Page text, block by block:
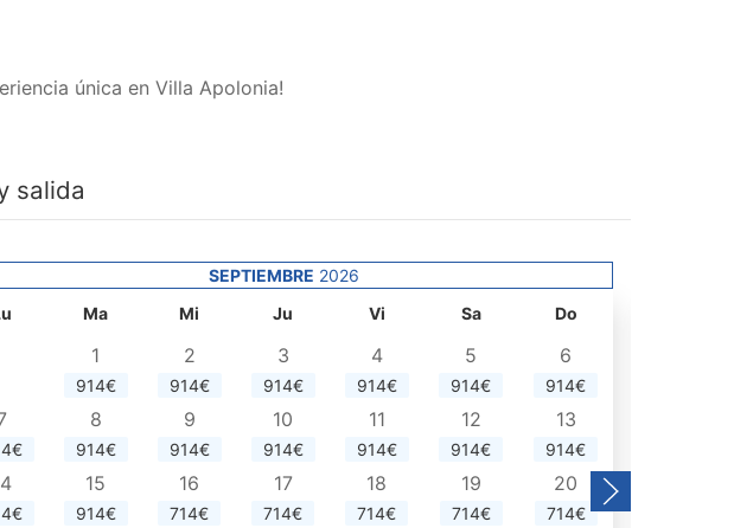
única en Villa Apolonia!
salida
SEPTIEMBRE 2026
Ma Mi Ju Vi Sa Do
1
914€
2
914€
3
914€
4
914€
5
914€
6
914€
8
914€
9
914€
10
914€
11
914€
12
914€
13
914€
15
914€
16
714€
17
714€
18
714€
19
714€
20
714€